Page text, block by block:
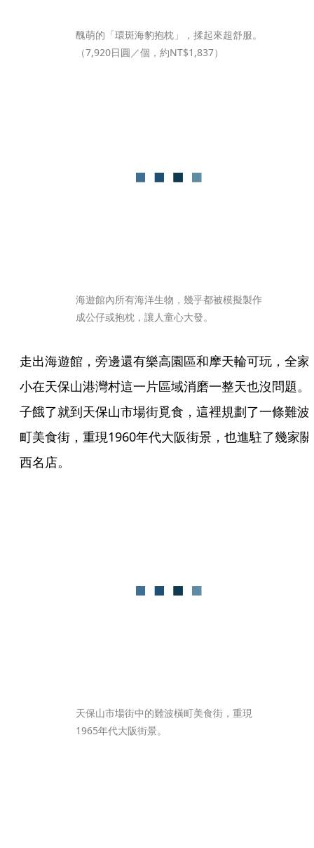
醜萌的「環斑海豹抱枕」，揉起來超舒服。
（7,920日圓／個，約NT$1,837）
海遊館內所有海洋生物，幾乎都被模擬製作
成公仔或抱枕，讓人童心大發。
走出海遊館，旁邊還有樂高園區和摩天輪可玩，全家
小在天保山港灣村這一片區域消磨一整天也沒問題。
子餓了就到天保山市場街覓食，這裡規劃了一條難波
町美食街，重現1960年代大阪街景，也進駐了幾家關
西名店。
天保山市場街中的難波橫町美食街，重現
1965年代大阪街景。